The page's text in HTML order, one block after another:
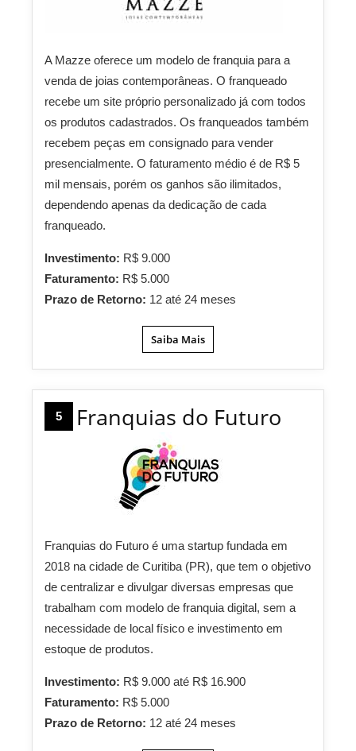
A Mazze oferece um modelo de franquia para a
venda de joias contemporâneas. O franqueado
recebe um site próprio personalizado já com todos
os produtos cadastrados. Os franqueados também
recebem peças em consignado para vender
presencialmente. O faturamento médio é de R$ 5
mil mensais, porém os ganhos são ilimitados,
dependendo apenas da dedicação de cada
franqueado.
Investimento: R$ 9.000
Faturamento: R$ 5.000
Prazo de Retorno: 12 até 24 meses
Saiba Mais
5 Franquias do Futuro
Franquias do Futuro é uma startup fundada em
2018 na cidade de Curitiba (PR), que tem o objetivo
de centralizar e divulgar diversas empresas que
trabalham com modelo de franquia digital, sem a
necessidade de local físico e investimento em
estoque de produtos.
Investimento: R$ 9.000 até R$ 16.900
Faturamento: R$ 5.000
Prazo de Retorno: 12 até 24 meses